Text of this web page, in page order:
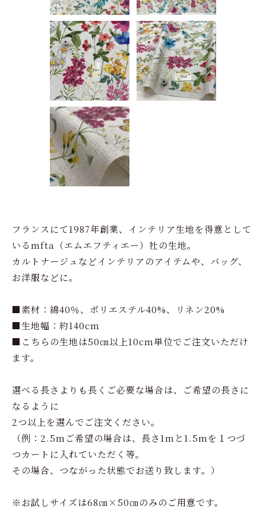
フランスにて1987年創業、インテリア生地を得意として
いるmfta（エムエフティエー）社の生地。
カルトナージュなどインテリアのアイテムや、バッグ、
お洋服などに。
■素材：綿40％、ポリエステル40%、リネン20%
■生地幅：約140cm
■こちらの生地は50㎝以上10cm単位でご注文いただけ
ます。
選べる長さよりも長くご必要な場合は、ご希望の長さに
なるように
2つ以上を選んでご注文ください。
（例：2.5mご希望の場合は、長さ1mと1.5mを１つづ
つカートに入れていただく等。
その場合、つながった状態でお送り致します。）
※お試しサイズは68㎝×50㎝のみのご用意です。